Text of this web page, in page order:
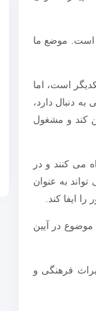
است. موضع ما
است، اما
دنبال دارد،
کند و مشغول
می کنند و در
به عنوان
ایفا کند.
در آیین
فرهنگی و